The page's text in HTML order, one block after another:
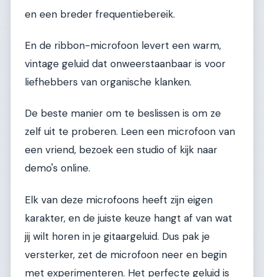
en een breder frequentiebereik.
En de ribbon-microfoon levert een warm,
vintage geluid dat onweerstaanbaar is voor
liefhebbers van organische klanken.
De beste manier om te beslissen is om ze
zelf uit te proberen. Leen een microfoon van
een vriend, bezoek een studio of kijk naar
demo's online.
Elk van deze microfoons heeft zijn eigen
karakter, en de juiste keuze hangt af van wat
jij wilt horen in je gitaargeluid. Dus pak je
versterker, zet de microfoon neer en begin
met experimenteren. Het perfecte geluid is